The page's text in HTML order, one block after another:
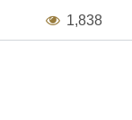
1,838